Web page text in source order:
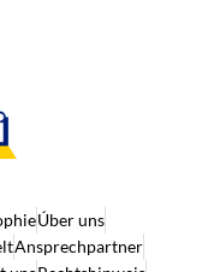
Úber uns
Ansprechpartner